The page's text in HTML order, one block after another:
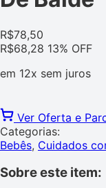
R$78,50
R$68,28 13% OFF
em 12x sem juros
Ver Oferta e
Categorias:
Bebês, Cuidados
Sobre este item: